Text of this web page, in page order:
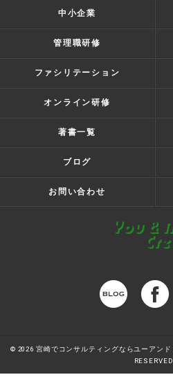
中小企業
管理職研修
ファシリテーション
オンライン研修
著書一覧
ブログ
お問い合わせ
© 2026 宮崎でコンサルティングならユーアン
RESERVED.